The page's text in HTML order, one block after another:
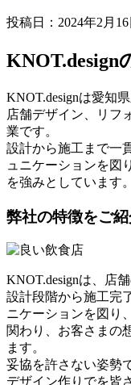
投稿日：2024年2月16
KNOT.design
KNOT.designは愛知
店舗デザイン、リフ
業です。
設計から施工まで一
ュニケーションを図
を強みとしています。
弊社の特徴をご紹
KNOT.designは、店
設計段階から施工完
ニケーションを図り
関わり、お客さまの
ます。
妥協を許さない姿勢
デザイン作りでを皆